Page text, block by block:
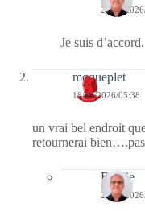
20/03/
Je suis d’accord.
moqueplet
18/03/2026/05:38
un vrai bel endroit
retournerai
Bernie
20/03/